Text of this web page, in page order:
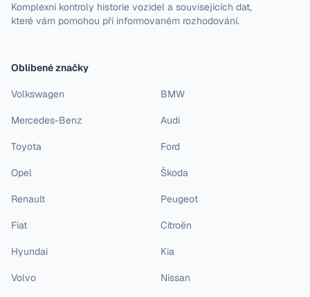
Komplexní kontroly historie vozidel a souvisejících dat,
které vám pomohou při informovaném rozhodování.
Oblíbené značky
Volkswagen BMW
Mercedes-Benz Audi
Toyota Ford
Opel Škoda
Renault Peugeot
Fiat Citroën
Hyundai Kia
Volvo Nissan